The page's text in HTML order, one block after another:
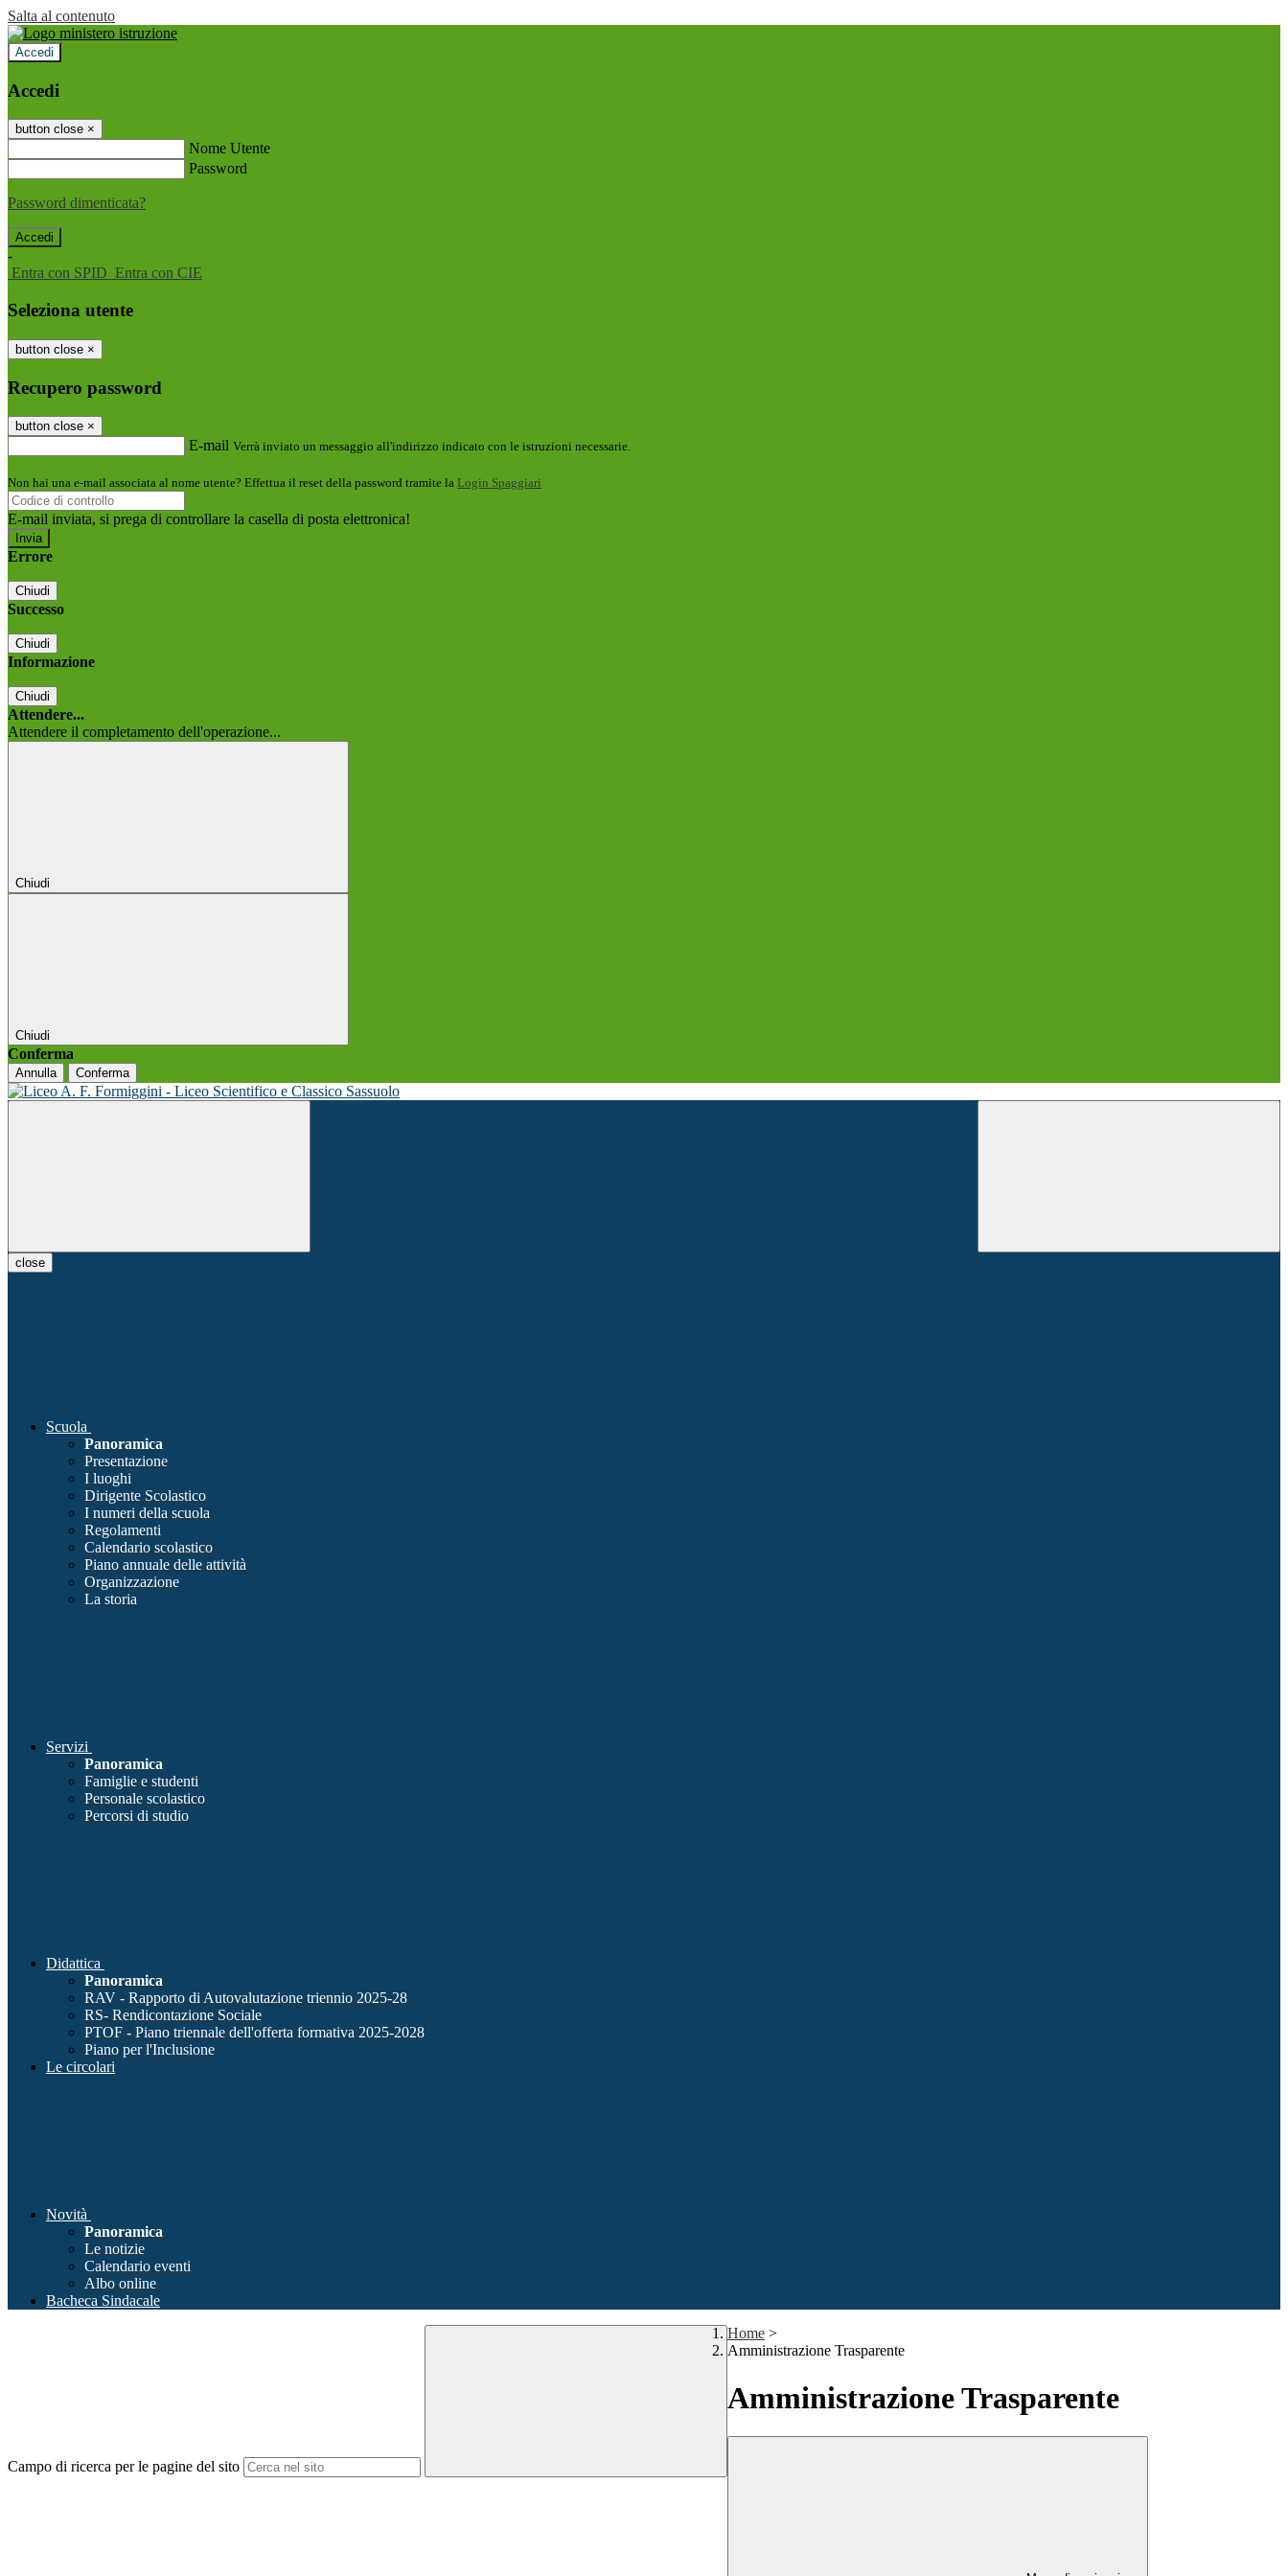
Salta al contenuto
Accedi
Accedi
button close ×
Nome Utente
Password
Password dimenticata?
-
Entra con SPID Entra con CIE
Seleziona utente
button close ×
Recupero password
button close ×
E-mail Verrà inviato un messaggio all'indirizzo indicato con le istruzioni necessarie.
Non hai una e-mail associata al nome utente? Effettua il reset della password tramite la Login Spaggiari
E-mail inviata, si prega di controllare la casella di posta elettronica!
Errore
Chiudi
Successo
Chiudi
Informazione
Chiudi
Attendere...
Attendere il completamento dell'operazione...
Chiudi
Chiudi
Conferma
Annulla Conferma
close
Scuola
Panoramica
Presentazione
I luoghi
Dirigente Scolastico
I numeri della scuola
Regolamenti
Calendario scolastico
Piano annuale delle attività
Organizzazione
La storia
Servizi
Panoramica
Famiglie e studenti
Personale scolastico
Percorsi di studio
Didattica
Panoramica
RAV - Rapporto di Autovalutazione triennio 2025-28
RS- Rendicontazione Sociale
PTOF - Piano triennale dell'offerta formativa 2025-2028
Piano per l'Inclusione
Le circolari
Novità
Panoramica
Le notizie
Calendario eventi
Albo online
Bacheca Sindacale
Campo di ricerca per le pagine del sito
Home >
Amministrazione Trasparente
Amministrazione Trasparente